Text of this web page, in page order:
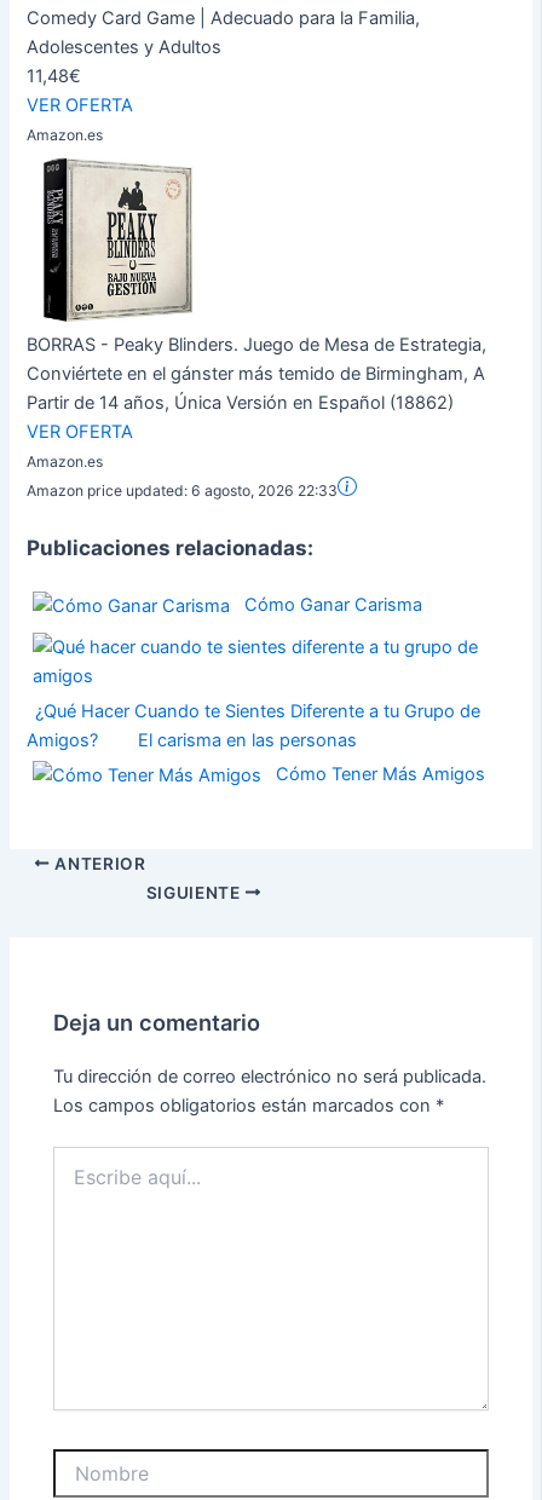
Comedy Card Game | Adecuado para la Familia,
Adolescentes y Adultos
11,48€
VER OFERTA
Amazon.es
BORRAS - Peaky Blinders. Juego de Mesa de Estrategia,
Conviértete en el gánster más temido de Birmingham, A
Partir de 14 años, Única Versión en Español (18862)
VER OFERTA
Amazon.es
Amazon price updated:6 agosto, 2026 22:33
Publicaciones relacionadas:
Cómo Ganar Carisma
¿Qué Hacer Cuando te Sientes Diferente a tu Grupo de
Amigos?
El carisma en las personas
Cómo Tener Más Amigos
ANTERIOR
SIGUIENTE
Deja un comentario
Tu dirección de correo electrónico no será publicada.
Los campos obligatorios están marcados con *
aquí...